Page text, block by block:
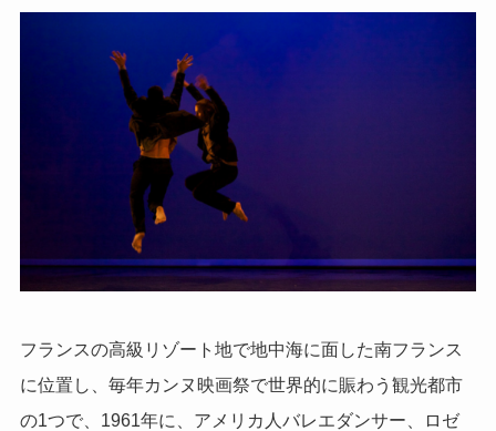
フランスの高級リゾート地で地中海に面した南フランス
に位置し、毎年カンヌ映画祭で世界的に賑わう観光都市
の1つで、1961年に、アメリカ人バレエダンサー、ロゼ